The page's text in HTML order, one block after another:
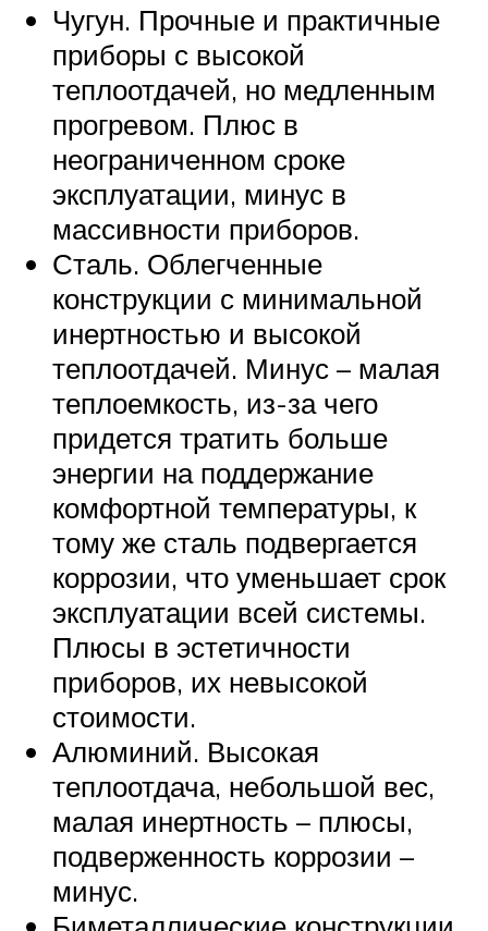
Чугун. Прочные и практичные
приборы с высокой
теплоотдачей, но медленным
прогревом. Плюс в
неограниченном сроке
эксплуатации, минус в
массивности приборов.
Сталь. Облегченные
конструкции с минимальной
инертностью и высокой
теплоотдачей. Минус – малая
теплоемкость, из-за чего
придется тратить больше
энергии на поддержание
комфортной температуры, к
тому же сталь подвергается
коррозии, что уменьшает срок
эксплуатации всей системы.
Плюсы в эстетичности
приборов, их невысокой
стоимости.
Алюминий. Высокая
теплоотдача, небольшой вес,
малая инертность – плюсы,
подверженность коррозии –
минус.